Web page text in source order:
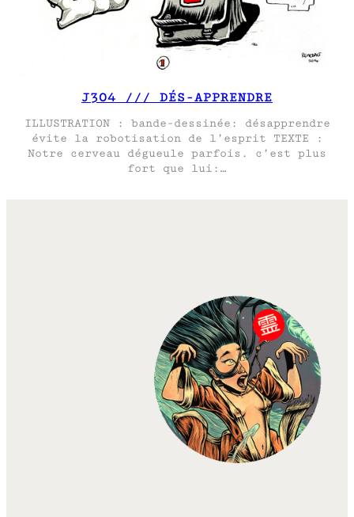
J304 /// DÉS-APPRENDRE
ILLUSTRATION : bande-dessinée: désapprendre
évite la robotisation de l’esprit TEXTE :
Notre cerveau dégueule parfois. c’est plus
fort que lui:…